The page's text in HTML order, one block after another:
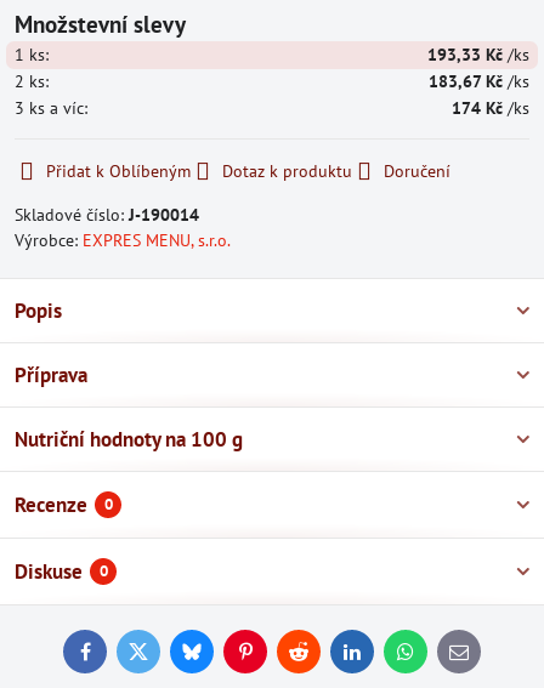
Množstevní slevy
1 ks: 193,33 Kč /ks
2 ks: 183,67 Kč /ks
3 ks a víc: 174 Kč /ks
Přidat k Oblíbeným Dotaz k produktu
Doručení
Skladové číslo:J-190014
Výrobce: EXPRES MENU, s.r.o.
Popis
Příprava
Nutriční hodnoty na 100 g
Recenze 0
Diskuse 0
FacebookTwitterBlueskyPinterestReddit LinkedInWhatsApp
E-
mail